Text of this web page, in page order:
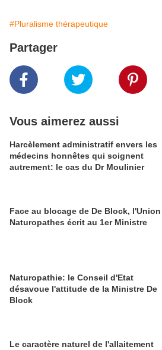
#Pluralisme thérapeutique
Partager
Vous aimerez aussi
Harcèlement administratif envers les
médecins honnêtes qui soignent
autrement: le cas du Dr Moulinier
Face au blocage de De Block,
Naturopathes écrit au 1er Ministre
Naturopathie: le Conseil d'Etat
désavoue l'attitude de la Ministre De
Block
Le caractère naturel de l'allaitement